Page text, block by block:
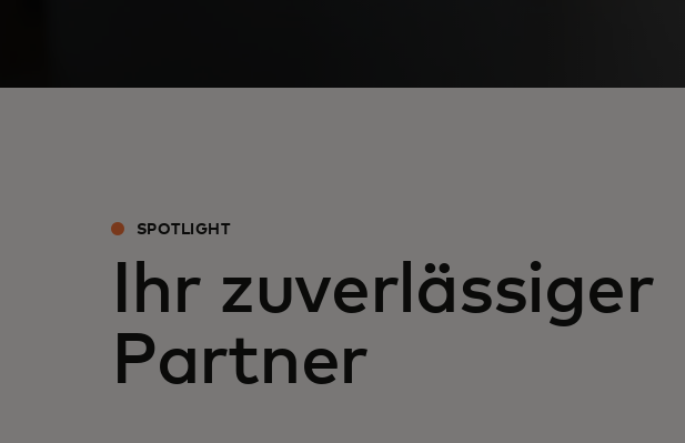
SPOTLIGHT
Ihr zuverlässiger
Partner